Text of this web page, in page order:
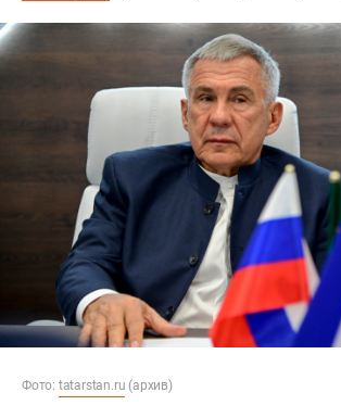
Фото: tatarstan.ru (архив)